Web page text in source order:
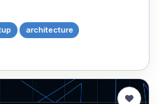
architecture